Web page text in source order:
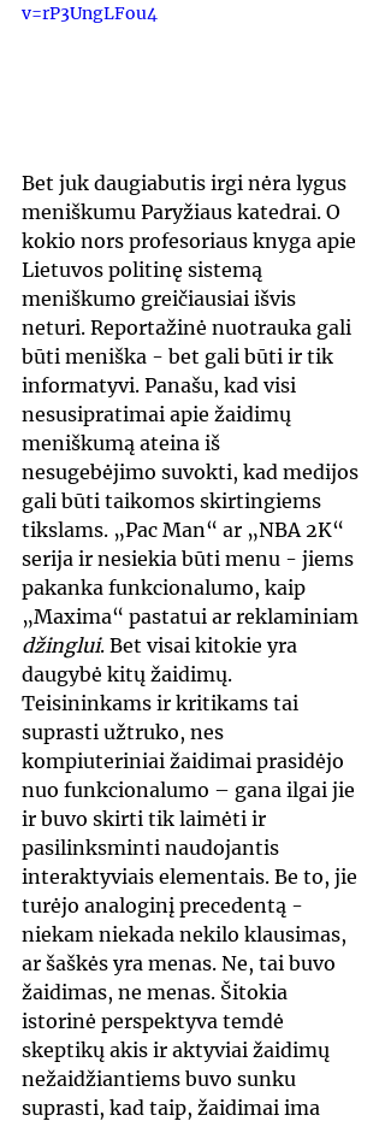
v=rP3UngLFou4
Bet juk daugiabutis irgi nėra lygus
meniškumu Paryžiaus katedrai. O
kokio nors profesoriaus knyga apie
Lietuvos politinę sistemą
meniškumo greičiausiai išvis
neturi. Reportažinė nuotrauka gali
būti meniška - bet gali būti ir tik
informatyvi. Panašu, kad visi
nesusipratimai apie žaidimų
meniškumą ateina iš
nesugebėjimo suvokti, kad medijos
gali būti taikomos skirtingiems
tikslams. „Pac Man“ ar „NBA 2K“
serija ir nesiekia būti menu - jiems
pakanka funkcionalumo, kaip
„Maxima“ pastatui ar reklaminiam
džinglui. Bet visai kitokie yra
daugybė kitų žaidimų.
Teisininkams ir kritikams tai
suprasti užtruko, nes
kompiuteriniai žaidimai prasidėjo
nuo funkcionalumo – gana ilgai jie
ir buvo skirti tik laimėti ir
pasilinksminti naudojantis
interaktyviais elementais. Be to, jie
turėjo analoginį precedentą -
niekam niekada nekilo klausimas,
ar šaškės yra menas. Ne, tai buvo
žaidimas, ne menas. Šitokia
istorinė perspektyva temdė
skeptikų akis ir aktyviai žaidimų
nežaidžiantiems buvo sunku
suprasti, kad taip, žaidimai ima